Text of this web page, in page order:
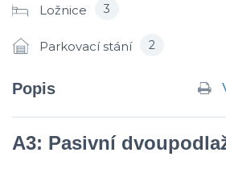
Ložnice 3
Parkovací stání 2
Popis
A3: Pasivní